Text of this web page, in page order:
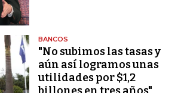
BANCOS
"No subimos las tasas y
aún así logramos unas
utilidades por $1,2
billones en tres años"